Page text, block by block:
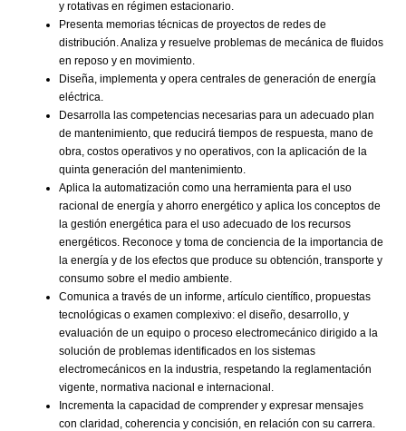
y rotativas en régimen estacionario.
Presenta memorias técnicas de proyectos de redes de
distribución. Analiza y resuelve problemas de mecánica de fluidos
en reposo y en movimiento.
Diseña, implementa y opera centrales de generación de energía
eléctrica.
Desarrolla las competencias necesarias para un adecuado plan
de mantenimiento, que reducirá tiempos de respuesta, mano de
obra, costos operativos y no operativos, con la aplicación de la
quinta generación del mantenimiento.
Aplica la automatización como una herramienta para el uso
racional de energía y ahorro energético y aplica los conceptos de
la gestión energética para el uso adecuado de los recursos
energéticos. Reconoce y toma de conciencia de la importancia de
la energía y de los efectos que produce su obtención, transporte y
consumo sobre el medio ambiente.
Comunica a través de un informe, artículo científico, propuestas
tecnológicas o examen complexivo: el diseño, desarrollo, y
evaluación de un equipo o proceso electromecánico dirigido a la
solución de problemas identificados en los sistemas
electromecánicos en la industria, respetando la reglamentación
vigente, normativa nacional e internacional.
Incrementa la capacidad de comprender y expresar mensajes
con claridad, coherencia y concisión, en relación con su carrera.